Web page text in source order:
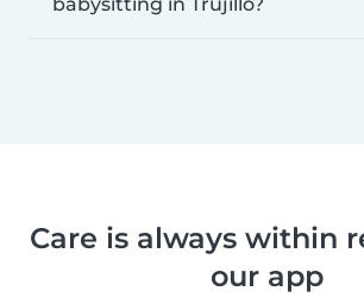
Care is always within
our app